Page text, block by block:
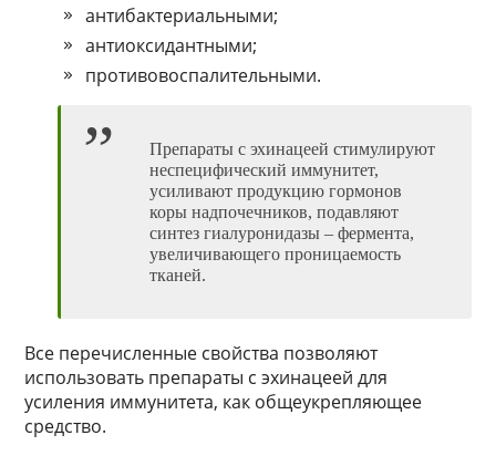
антибактериальными;
антиоксидантными;
противовоспалительными.
Препараты с эхинацеей стимулируют
неспецифический иммунитет,
усиливают продукцию гормонов
коры надпочечников, подавляют
синтез гиалуронидазы – фермента,
увеличивающего проницаемость
тканей.
Все перечисленные свойства позволяют
использовать препараты с эхинацеей для
усиления иммунитета, как общеукрепляющее
средство.